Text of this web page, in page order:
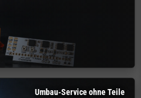
Umbau-Service ohne Teile